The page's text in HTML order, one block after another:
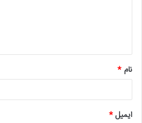
*
نام *
ایمیل*